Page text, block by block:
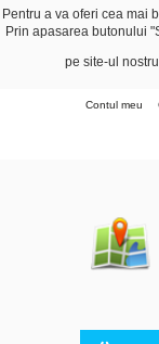
Pentru a va oferi cea mai
Prin apasarea butonului
pe site-ul
Contul meu